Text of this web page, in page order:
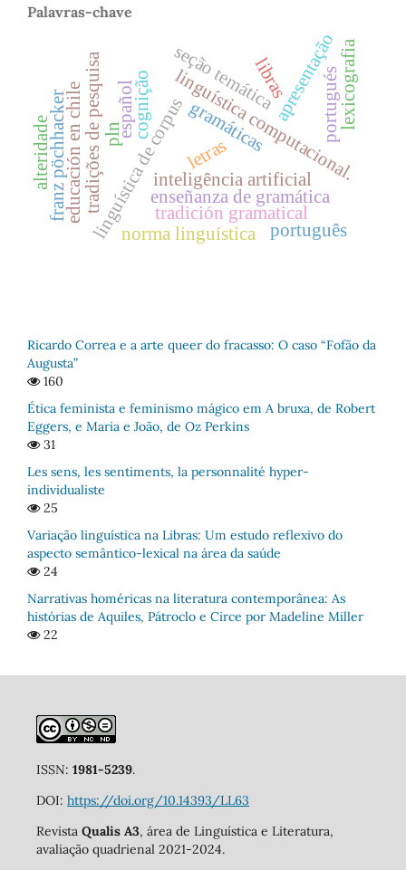
Palavras-chave
linguística de corpuslinguística computacional.
inteligência artificial
letras
apresentação
seção temática
cognição
tradições de pesquisa
educación en chile gramáticas
enseñanza de gramática
tradición gramatical
portugués
español
norma linguística português
franz pöchhacker
libras lexicografia
pln
alteridade
Ricardo Correa e a arte queer do fracasso: O caso “Fofão da
Augusta”
160
Ética feminista e feminismo mágico em A bruxa, de Robert
Eggers, e Maria e João, de Oz Perkins
31
Les sens, les sentiments, la personnalité hyper-
individualiste
25
Variação linguística na Libras: Um estudo reflexivo do
aspecto semântico-lexical na área da saúde
24
Narrativas homéricas na literatura contemporânea: As
histórias de Aquiles, Pátroclo e Circe por Madeline Miller
22
ISSN: 1981-5239.
DOI: https://doi.org/10.14393/LL63
Revista Qualis A3, área de Linguística e Literatura,
avaliação quadrienal 2021-2024.